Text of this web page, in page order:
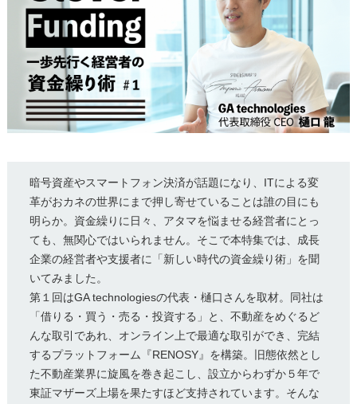
暗号資産やスマートフォン決済が話題になり、ITによる変
革がおカネの世界にまで押し寄せていることは誰の目にも
明らか。資金繰りに日々、アタマを悩ませる経営者にとっ
ても、無関心ではいられません。そこで本特集では、成長
企業の経営者や支援者に「新しい時代の資金繰り術」を聞
いてみました。
第１回はGA technologiesの代表・樋口さんを取材。同社は
「借りる・買う・売る・投資する」と、不動産をめぐるど
んな取引であれ、オンライン上で最適な取引ができ、完結
するプラットフォーム『RENOSY』を構築。旧態依然とし
た不動産業界に旋風を巻き起こし、設立からわずか５年で
東証マザーズ上場を果たすほど支持されています。そんな